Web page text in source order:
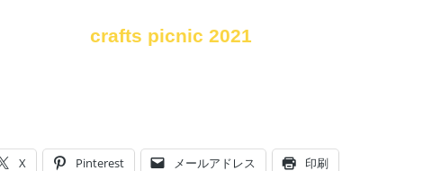
crafts picnic 2021
X Pinterest メールアドレス 印刷